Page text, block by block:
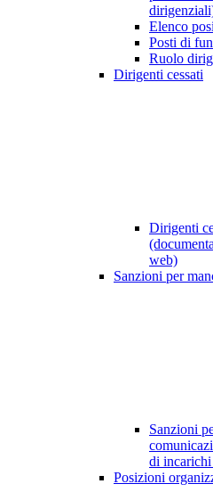
Elenco
Posti di
Ruolo
Dirigenti cessati
Dirigenti
web)
Sanzioni per
Sanzioni
di
Posizioni